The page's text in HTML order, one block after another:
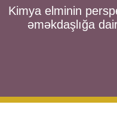
Kimya elminin
əməkdaşlığa